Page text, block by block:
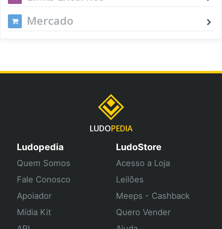
Mercado
LUDOPEDIA
Ludopedia
Quem Somos
Fale Conosco
Apoiador
Mídia Kit
LudoStore
Acesso a Loja
Leilões
Meeps - Cashback
Quero Vender